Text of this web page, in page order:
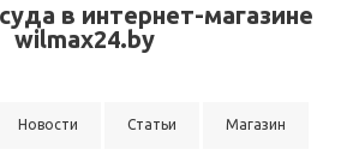
в интернет-магазине
wilmax24.by
Новости Статьи Магазин